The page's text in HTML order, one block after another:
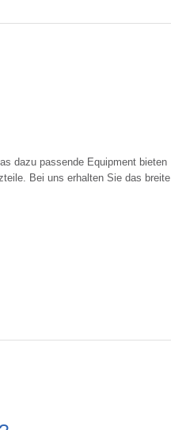
dazu passende Equipment bieten
Bei uns erhalten Sie das breite